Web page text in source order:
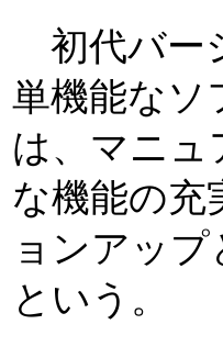
初代バー
単機能なソ
は、マニュ
な機能の充
ョンアッ
という。